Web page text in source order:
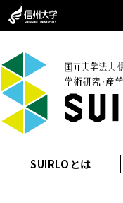
SUIRLOとは